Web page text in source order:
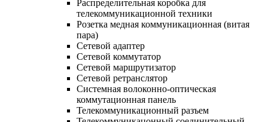
Распределительная коробка для
телекоммуникационной техники
Розетка медная коммуникационная (витая
пара)
Сетевой адаптер
Сетевой коммутатор
Сетевой маршрутизатор
Сетевой ретранслятор
Системная волоконно-оптическая
коммутационная панель
Телекоммуникационный разъем